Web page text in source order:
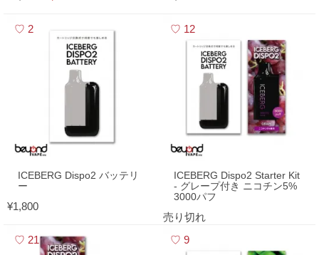
2
ICEBERG Dispo2 バッテリ
ー
¥1,800
12
ICEBERG Dispo2 Starter Kit
- グレープ付き ニコチン5%
3000パフ
売り切れ
21
9